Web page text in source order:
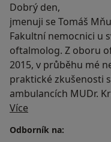
Dobrý den,
jmenuji se Tomáš
Fakultní nemocnici u
oftalmolog. Z oboru
2015, v průběhu mé
praktické zkušenosti
ambulancích MUDr.
Ondráčka v Břeclavi.
činnost jsem dále
FOKUS. Věnoval
Více
Odborník na: